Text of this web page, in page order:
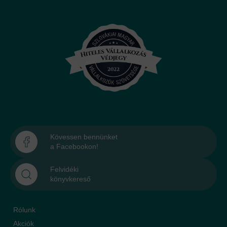
Kövessen bennünket
a Facebookon!
Felvidéki
könyvkereső
Rólunk
Akciók